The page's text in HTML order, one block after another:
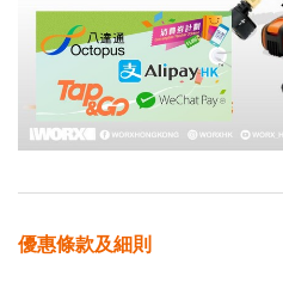
優惠條款及細則